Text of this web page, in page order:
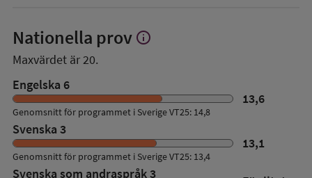
Nationella prov Visa
prov
info
Maxvärdet är 20.
Engelska 6
13,6
Genomsnitt för programmet i Sverige VT25: 14,8
Svenska 3
13,1
Genomsnitt för programmet i Sverige VT25: 13,4
Svenska som andraspråk 3